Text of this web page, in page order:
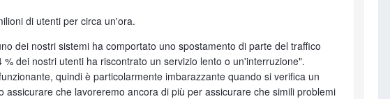
di utenti per circa un'ora.
dei nostri sistemi ha comportato uno spostamento di parte del traffico
dei nostri utenti ha riscontrato un servizio lento o un'interruzione".
quindi è particolarmente imbarazzante quando si verifica un
che lavoreremo ancora di più per assicurare che simili problemi